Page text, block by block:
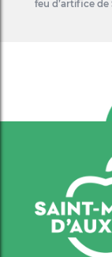
feu d’artifice de